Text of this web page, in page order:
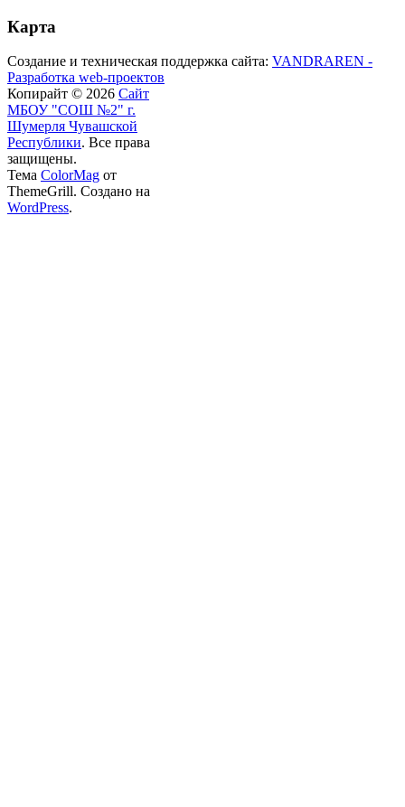
Карта
Создание и техническая поддержка сайта: VANDRAREN -
Разработка web-проектов
Копирайт © 2026 Сайт
МБОУ "СОШ №2" г.
Шумерля Чувашской
Республики. Все права
защищены.
Тема ColorMag от
ThemeGrill. Создано на
WordPress.